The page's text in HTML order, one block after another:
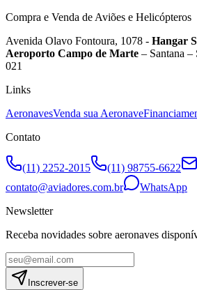
Compra e Venda de Aviões e Helicópteros
Avenida Olavo Fontoura, 1078 - Hangar
Aeroporto Campo de Marte – Santana –
021
Links
AeronavesVenda sua Aeronave
Contato
(11) 2252-2015
(11) 98755-6622
contato@aviadores.com.br
WhatsApp
Newsletter
Receba novidades sobre aeronaves
Inscrever-se